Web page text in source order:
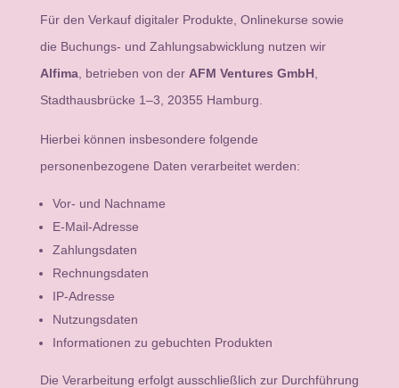
Für den Verkauf digitaler Produkte, Onlinekurse sowie
die Buchungs- und Zahlungsabwicklung nutzen wir
Alfima, betrieben von der AFM Ventures GmbH,
Stadthausbrücke 1–3, 20355 Hamburg.
Hierbei können insbesondere folgende
personenbezogene Daten verarbeitet werden:
Vor- und Nachname
E-Mail-Adresse
Zahlungsdaten
Rechnungsdaten
IP-Adresse
Nutzungsdaten
Informationen zu gebuchten Produkten
Die Verarbeitung erfolgt ausschließlich zur Durchführung